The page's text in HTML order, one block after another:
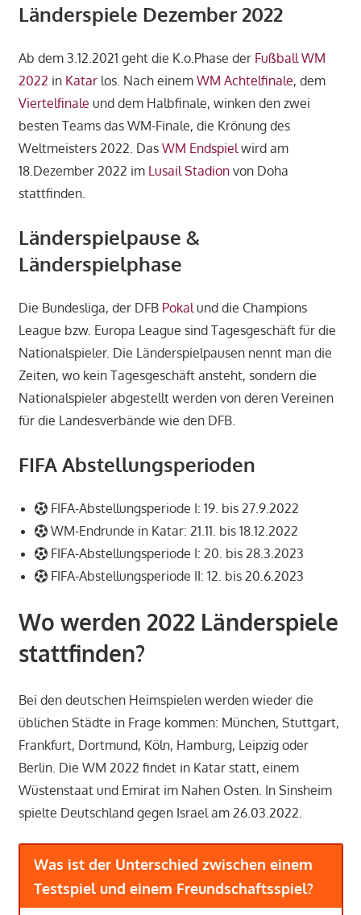
Länderspiele Dezember 2022
Ab dem 3.12.2021 geht die K.o.Phase der Fußball WM
2022 in Katarlos. Nach einem WM Achtelfinale, dem
Viertelfinale und dem Halbfinale, winken den zwei
besten Teams das WM-Finale, die Krönung des
Weltmeisters 2022. Das WM Endspiel wird am
18.Dezember 2022 im Lusail Stadionvon Doha
stattfinden.
Länderspielpause &
Länderspielphase
Die Bundesliga, der DFB Pokal und die Champions
League bzw. Europa League sind Tagesgeschäft für die
Nationalspieler. Die Länderspielpausen nennt man die
Zeiten, wo kein Tagesgeschäft ansteht, sondern die
Nationalspieler abgestellt werden von deren Vereinen
für die Landesverbände wie den DFB.
FIFA Abstellungsperioden
FIFA-Abstellungsperiode I: 19. bis 27.9.2022
WM-Endrunde in Katar: 21.11. bis 18.12.2022
FIFA-Abstellungsperiode I: 20. bis 28.3.2023
FIFA-Abstellungsperiode II: 12. bis 20.6.2023
Wo werden 2022 Länderspiele
stattfinden?
Bei den deutschen Heimspielen werden wieder die
üblichen Städte in Frage kommen: München, Stuttgart,
Frankfurt, Dortmund, Köln, Hamburg, Leipzig oder
Berlin. Die WM 2022 findet in Katar statt, einem
Wüstenstaat und Emirat im Nahen Osten. In Sinsheim
spielte Deutschland gegen Israel am 26.03.2022.
Was ist der Unterschied zwischen einem
Testspiel und einem Freundschaftsspiel?